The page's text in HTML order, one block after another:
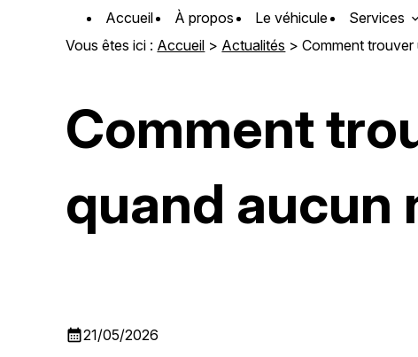
Accueil À propos Le véhicule Services
Vous êtes ici : Accueil > Actualités > Comment
Comment
quand aucun
calendar_month21/05/2026
Panneau de gestion des cookies